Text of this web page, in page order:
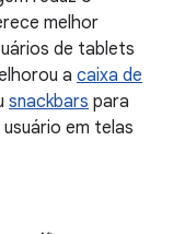
melhor
de tablets
a caixa de
snackbars para
em telas